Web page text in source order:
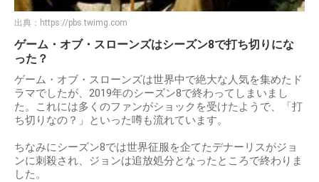
出典： https://pbs.twimg.com
ゲーム・オブ・スローンズはシーズン8で打ち切りにな
った？
ゲーム・オブ・スローンズは世界中で絶大な人気を集めたド
ラマでしたが、2019年のシーズン8で終わってしまいまし
た。これには多くのファンがショックを受けたようで、「打
ち切りなの？」といった噂も流れています。
ちなみにシーズン8では世界征服を企てたデナーリスがジョ
ンに刺殺され、ジョンは追放処分となったところで終わりま
した。